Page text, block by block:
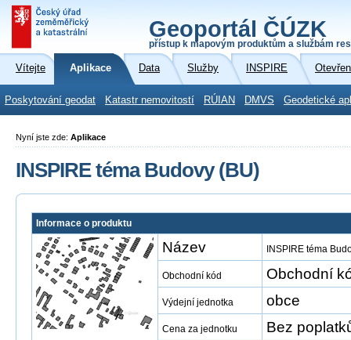
Geoportál ČÚZK
přístup k mapovým produktům a službám
Vítejte Aplikace Data Služby INSPIRE
Poskytování geodat Katastr nemovitostí RÚIAN DMVS Geodetické
Nyní jste zde: Aplikace
INSPIRE téma Budovy (BU)
Informace o produktu
Název INSPIRE téma
Obchodní kód Obchodní
Výdejní jednotka obce
Cena za jednotku Bez